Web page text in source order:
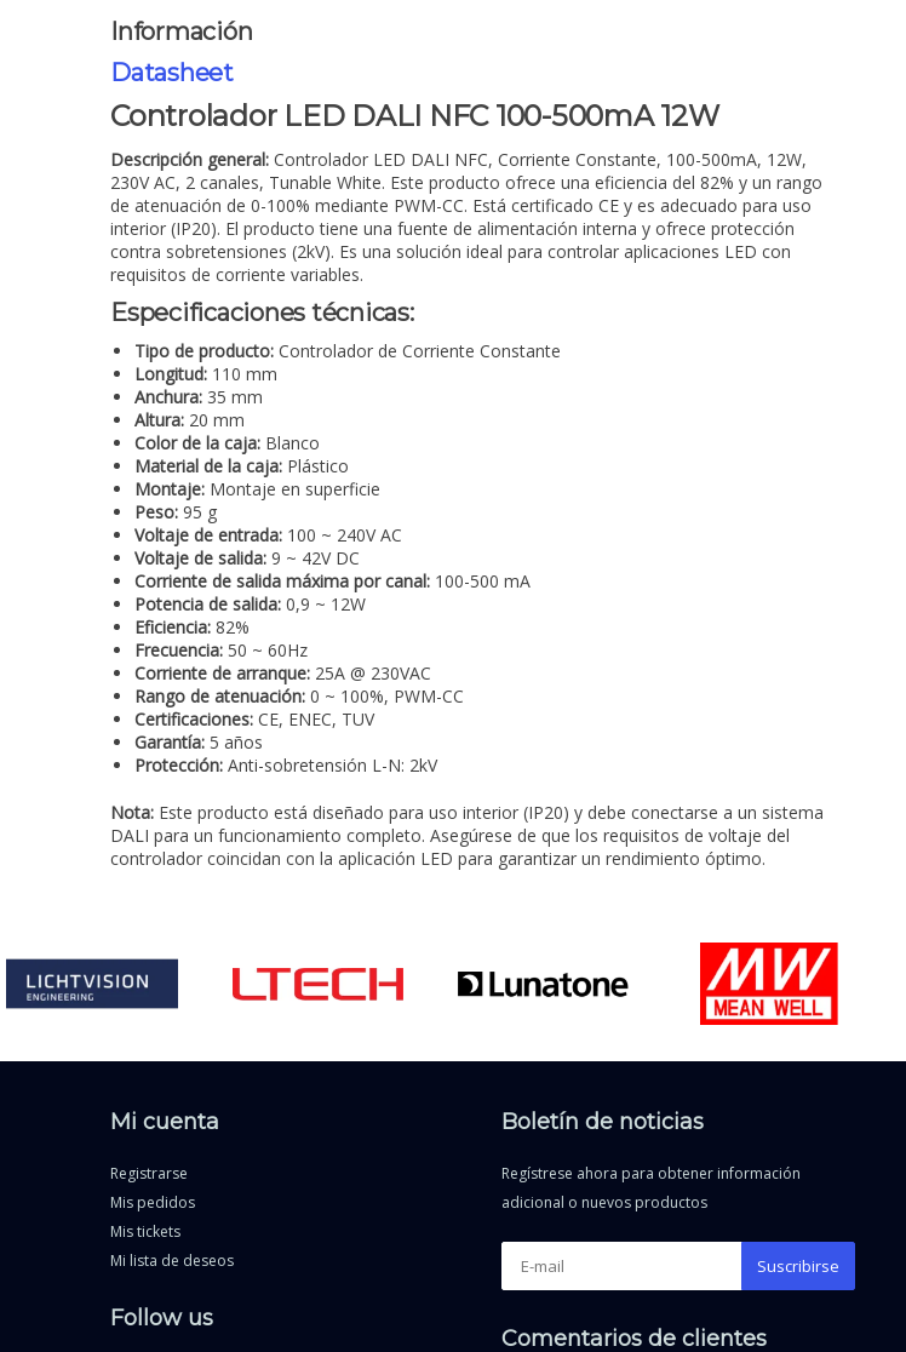
Información
Datasheet
Controlador LED DALI NFC 100-500mA 12W
Descripción general: Controlador LED DALI NFC, Corriente Constante, 100-500mA, 12W,
230V AC, 2 canales, Tunable White. Este producto ofrece una eficiencia del 82% y un rango
de atenuación de 0-100% mediante PWM-CC. Está certificado CE y es adecuado para uso
interior (IP20). El producto tiene una fuente de alimentación interna y ofrece protección
contra sobretensiones (2kV). Es una solución ideal para controlar aplicaciones LED con
requisitos de corriente variables.
Especificaciones técnicas:
Tipo de producto: Controlador de Corriente Constante
Longitud: 110 mm
Anchura: 35 mm
Altura: 20 mm
Color de la caja: Blanco
Material de la caja: Plástico
Montaje: Montaje en superficie
Peso: 95 g
Voltaje de entrada: 100 ~ 240V AC
Voltaje de salida: 9 ~ 42V DC
Corriente de salida máxima por canal: 100-500 mA
Potencia de salida: 0,9 ~ 12W
Eficiencia: 82%
Frecuencia: 50 ~ 60Hz
Corriente de arranque: 25A @ 230VAC
Rango de atenuación: 0 ~ 100%, PWM-CC
Certificaciones: CE, ENEC, TUV
Garantía: 5 años
Protección: Anti-sobretensión L-N: 2kV
Nota: Este producto está diseñado para uso interior (IP20) y debe conectarse a un sistema
DALI para un funcionamiento completo. Asegúrese de que los requisitos de voltaje del
controlador coincidan con la aplicación LED para garantizar un rendimiento óptimo.
Mi cuenta
Registrarse
Mis pedidos
Mis tickets
Mi lista de deseos
Follow us
Boletín de noticias
Regístrese ahora para obtener información
adicional o nuevos productos
Suscribirse
Comentarios de clientes